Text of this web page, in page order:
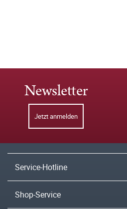
Newsletter
Jetzt anmelden
Service-Hotline
Shop-Service